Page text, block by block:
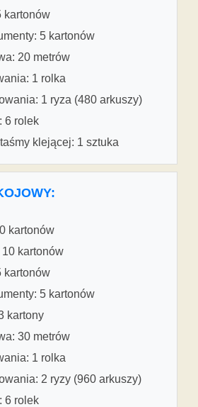
kartonów
5 kartonów
20 metrów
1 rolka
1 ryza (480 arkuszy)
6 rolek
klejącej: 1 sztuka
kartonów
kartonów
kartonów
5 kartonów
kartony
30 metrów
1 rolka
2 ryzy (960 arkuszy)
6 rolek